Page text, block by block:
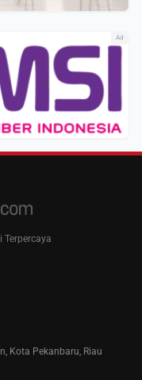
Ad
Terpercaya
Kota Pekanbaru, Riau